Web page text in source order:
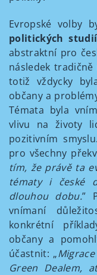
Evropské volby
politických
abstraktní pro
následek
totiž vždycky
občany a
Témata byla
vlivu na životy
pozitivním
pro všechny
tím, že právě ta
tématy i české
dlouhou dobu.”
vnímaní
konkrétní
občany a
účastnit: „
Green Dealem,